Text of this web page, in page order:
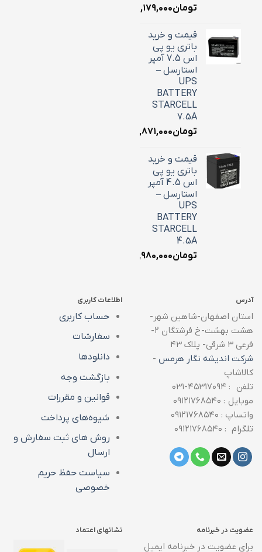
تومان۳,۱۷۹,۰۰۰
قیمت و خرید
باتری یو پی
اس 7.5 آمپر
استارسل –
UPS
BATTERY
STARCELL
7.5A
تومان۲,۸۷۱,۰۰۰
قیمت و خرید
باتری یو پی
اس 4.5 آمپر
استارسل –
UPS
BATTERY
STARCELL
4.5A
تومان۱,۹۸۰,۰۰۰
آدرس
استان اصفهان-شاهین شهر-
هشت بهشت-خ فرشتگان ۲-
فرعی ۳ شرقی- پلاک ۴۳
شرکت اندیشه نگار هرمس -
کالاشاپ
تلفن : ۴۵۳۱۷۰۹۴-۰۳۱
موبایل : ۰۹۱۲۱۷۶۸۵۴۰
واتساپ : ۰۹۱۲۱۷۶۸۵۴۰
تلگرام : ۰۹۱۲۱۷۶۸۵۴۰
اطلاعات کاربری
حساب کاربری
سفارشات
دانلودها
بازگشت وجه
قوانین و مقررات
شیوه‌های پرداخت
روش های ثبت سفارش و
ارسال
سیاست حفظ حریم
خصوصی
عضویت در خبرنامه
برای عضویت در خبرنامه ایمیل
نشانهای اعتماد